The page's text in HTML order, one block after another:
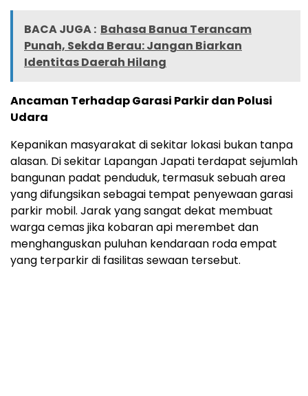
BACA JUGA : Bahasa Banua Terancam
Punah, Sekda Berau: Jangan Biarkan
Identitas Daerah Hilang
Ancaman Terhadap Garasi Parkir dan Polusi
Udara
Kepanikan masyarakat di sekitar lokasi bukan tanpa
alasan. Di sekitar Lapangan Japati terdapat sejumlah
bangunan padat penduduk, termasuk sebuah area
yang difungsikan sebagai tempat penyewaan garasi
parkir mobil. Jarak yang sangat dekat membuat
warga cemas jika kobaran api merembet dan
menghanguskan puluhan kendaraan roda empat
yang terparkir di fasilitas sewaan tersebut.